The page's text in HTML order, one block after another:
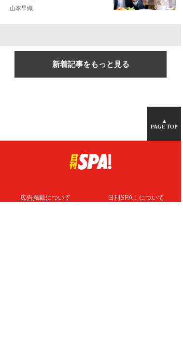
山本早織
新着記事をもっと見る
▲
PAGE TOP
広告掲載について 日刊SPA！について